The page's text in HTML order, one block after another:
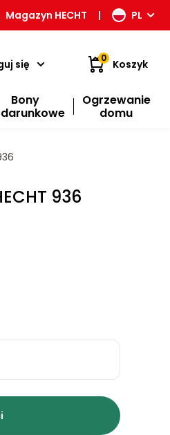
Magazyn HECHT | PL
się 0 Koszyk
Bony
Ogrzewanie
domu
936